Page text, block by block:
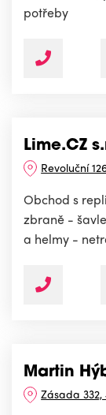
potřeby
Lime.CZ
Revoluční
Obchod s
zbraně -
a helmy -
Martin
Zásada